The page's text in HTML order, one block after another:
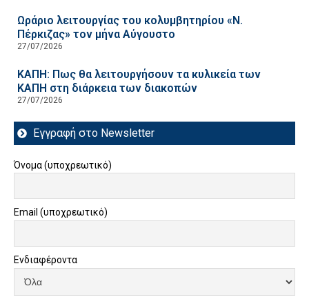
Ωράριο λειτουργίας του κολυμβητηρίου «Ν.
Πέρκιζας» τον μήνα Αύγουστο
27/07/2026
ΚΑΠΗ: Πως θα λειτουργήσουν τα κυλικεία των
ΚΑΠΗ στη διάρκεια των διακοπών
27/07/2026
Εγγραφή στο Newsletter
Όνομα (υποχρεωτικό)
Email (υποχρεωτικό)
Ενδιαφέροντα